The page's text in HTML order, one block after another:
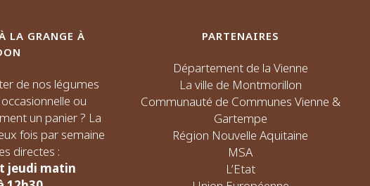
LA GRANGE À
de nos légumes
ou
un panier ? La
fois par semaine
directes :
jeudi matin
PARTENAIRES
Département de la Vienne
La ville de Montmorillon
Communauté de Communes Vienne &
Gartempe
Région Nouvelle Aquitaine
MSA
L’Etat